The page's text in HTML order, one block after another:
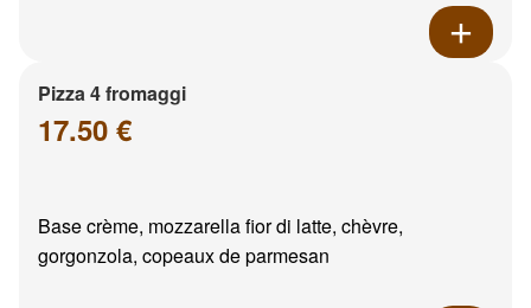
Pizza 4 fromaggi
17.50 €
Base crème, mozzarella fior di latte, chèvre,
gorgonzola, copeaux de parmesan